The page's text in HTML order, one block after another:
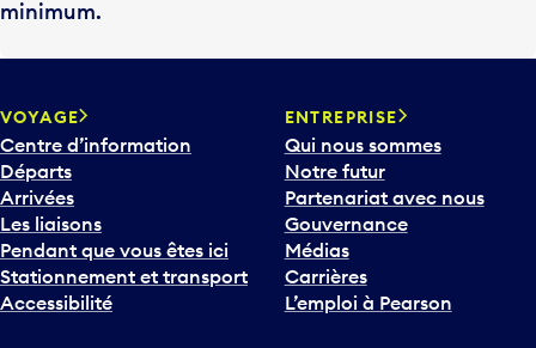
Centre d’information
Départs
Arrivées
Les liaisons
Pendant que vous êtes ici
Stationnement et transport
Accessibilité
Qui nous sommes
Notre futur
Partenariat avec nous
Gouvernance
Médias
Carrières
L’emploi à Pearson